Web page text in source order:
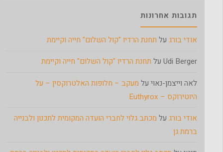
תגובות אחרונות
אודי בורג על תחנת הרדיו "קול השלום" חייה וקיימת
Udi Berger על תחנת הרדיו "קול השלום" חייה וקיימת
לאה וייצמן-נאוי על מעקב – חלופות האלטרוקסין – על
היוטירוקס – Euthyrox
אודי בורג על מכתב גלוי לחברי הועדה המקומית לתכנון ולבנייה
ברמת גן